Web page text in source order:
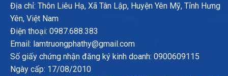
Địa chỉ: Thôn Liêu Hạ, Xã Tân Lập, Huyện Yên Mỹ, Tỉnh Hưng
Yên, Việt Nam
Điện thoại: 0987.688.383
Email: lamtruongphathy@gmail.com
Số giấy chứng nhận đăng ký kinh doanh: 0900609115
Ngày cấp: 17/08/2010